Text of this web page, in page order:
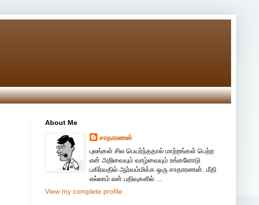
About Me
சாதாரணன்
புலங்கள் சில பெயர்ந்ததால் மாற்றங்கள் பெற்ற
என் அறிவையும் வாழ்வையும் உங்களோடு
பகிர்வதில் ஆர்வம்மிக்க ஒரு சாதாரணன். மீதி
எல்லாம் என் பதிவுகளில் ...
View my complete profile